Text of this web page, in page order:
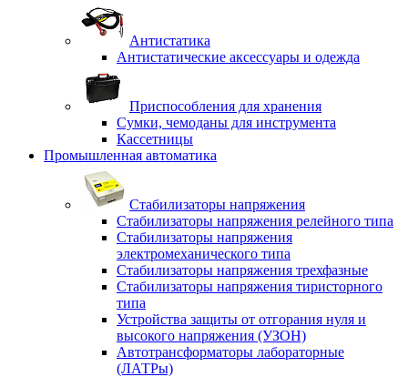
Антистатика
Антистатические аксессуары и одежда
Приспособления для хранения
Сумки, чемоданы для инструмента
Кассетницы
Промышленная автоматика
Стабилизаторы напряжения
Стабилизаторы напряжения релейного типа
Стабилизаторы напряжения
электромеханического типа
Стабилизаторы напряжения трехфазные
Стабилизаторы напряжения тиристорного
типа
Устройства защиты от отгорания нуля и
высокого напряжения (УЗОН)
Автотрансформаторы лабораторные
(ЛАТРы)